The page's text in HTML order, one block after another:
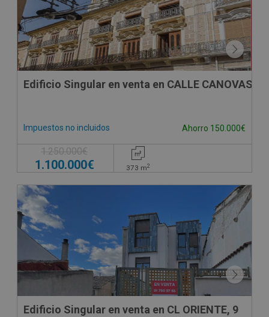
Edificio Singular en venta en CALLE CANOVAS
Impuestos no incluidos Ahorro 150.000€
1.250.000€
1.100.000€ 373 m2
DECO VIRTUAL
Edificio Singular en venta en CL ORIENTE, 9